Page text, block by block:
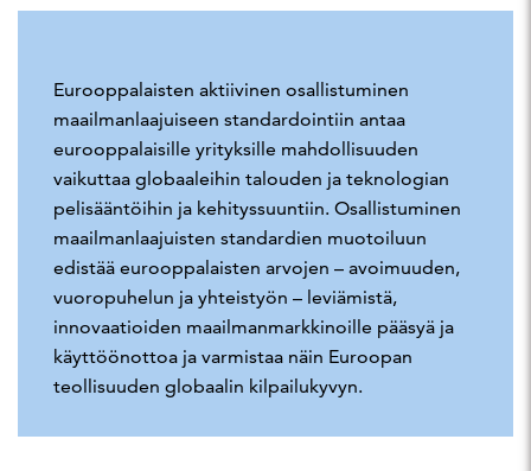
Eurooppalaisten aktiivinen osallistuminen
maailmanlaajuiseen standardointiin antaa
eurooppalaisille yrityksille mahdollisuuden
vaikuttaa globaaleihin talouden ja teknologian
pelisääntöihin ja kehityssuuntiin. Osallistuminen
maailmanlaajuisten standardien muotoiluun
edistää eurooppalaisten arvojen – avoimuuden,
vuoropuhelun ja yhteistyön – leviämistä,
innovaatioiden maailmanmarkkinoille pääsyä ja
käyttöönottoa ja varmistaa näin Euroopan
teollisuuden globaalin kilpailukyvyn.